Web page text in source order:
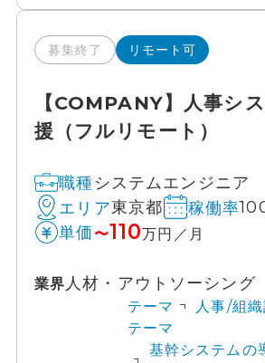
募集終了 リモート可
【COMPANY】人事シ
援（フルリモート）
職種システムエンジニア
エリア東京都 稼働率
単価 〜110万円／月
業界 人材・アウトソーシング
テーマ
人事/組
テーマ
基幹システムの